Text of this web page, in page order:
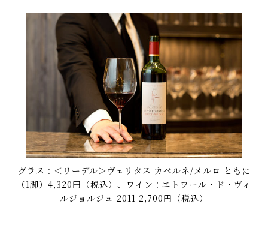
グラス：＜リーデル＞ヴェリタス カベルネ/メルロ ともに
（1脚）4,320円（税込）、ワイン：エトワール・ド・ヴィ
ルジョルジュ 2011 2,700円（税込）